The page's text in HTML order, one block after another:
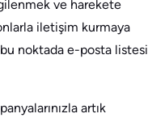
ve harekete
iletişim kurmaya
bu noktada e-posta listesi
artık